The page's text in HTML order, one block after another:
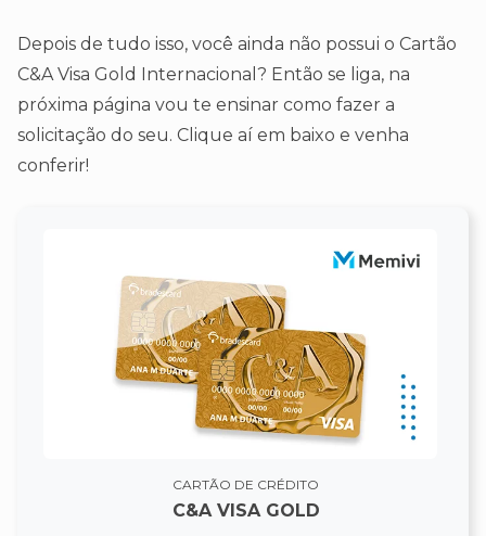
Depois de tudo isso, você ainda não possui o Cartão
C&A Visa Gold Internacional? Então se liga, na
próxima página vou te ensinar como fazer a
solicitação do seu. Clique aí em baixo e venha
conferir!
CARTÃO DE CRÉDITO
C&A VISA GOLD